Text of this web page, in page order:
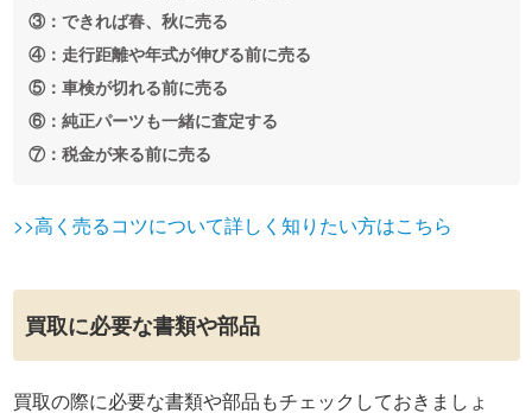
③：できれば春、秋に売る
④：走行距離や年式が伸びる前に売る
⑤：車検が切れる前に売る
⑥：純正パーツも一緒に査定する
⑦：税金が来る前に売る
>>高く売るコツについて詳しく知りたい方はこちら
買取に必要な書類や部品
買取の際に必要な書類や部品もチェックしておきましょ